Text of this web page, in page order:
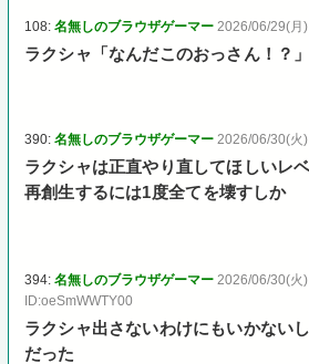
108:名無しのブラウザゲーマー 2026/06/29(月
ラクシャ「なんだこのおっさん！？」
390:名無しのブラウザゲーマー 2026/06/30(火
ラクシャは正直やり直してほしいレ
再創生するには1度全てを壊すしか
394:名無しのブラウザゲーマー 2026/06/30(火
ID:oeSmWWTY00
ラクシャ出さないわけにもいかない
だった